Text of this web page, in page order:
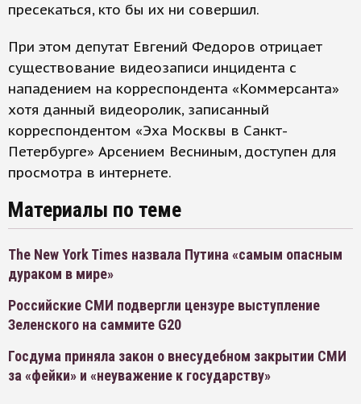
пресекаться, кто бы их ни совершил.
При этом депутат Евгений Федоров отрицает
существование видеозаписи инцидента с
нападением на корреспондента «Коммерсанта»
хотя данный видеоролик, записанный
корреспондентом «Эха Москвы в Санкт-
Петербурге» Арсением Весниным, доступен для
просмотра в интернете.
Материалы по теме
The New York Times назвала Путина «самым опасным
дураком в мире»
Российские СМИ подвергли цензуре выступление
Зеленского на саммите G20
Госдума приняла закон о внесудебном закрытии СМИ
за «фейки» и «неуважение к государству»